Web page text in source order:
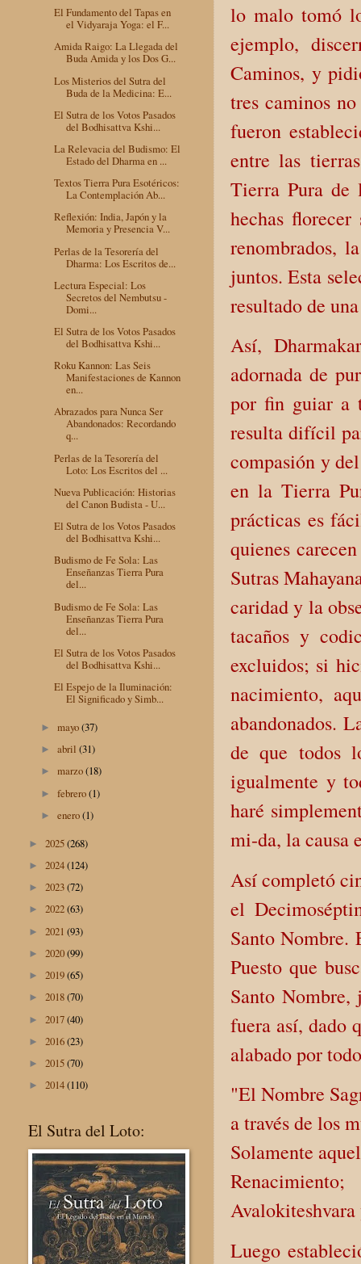
lo malo tomó
ejemplo,
Caminos, y
tres caminos
fueron
entre las
Tierra Pura de
hechas
renombrados,
juntos. Esta
resultado de
Así,
adornada de
por fin guiar a
resulta difícil
compasión y
en la Tierra
prácticas es
quienes
Sutras
caridad y la
tacaños y
excluidos; si
nacimiento,
abandonados.
de que todos
igualmente y
haré
mi-da, la causa
Así completó
el
Santo Nombre.
Puesto que
Santo
fuera así, dado
alabado por
"El Nombre
a través de los
Solamente
Renacimiento;
Luego
El Fundamento del Tapas en
el Vidyaraja Yoga: el F...
Amida Raigo: La Llegada del
Buda Amida y los Dos G...
Los Misterios del Sutra del
Buda de la Medicina: E...
El Sutra de los Votos Pasados
del Bodhisattva Kshi...
La Relevacia del Budismo: El
Estado del Dharma en ...
Textos Tierra Pura Esotéricos:
La Contemplación Ab...
Reflexión: India, Japón y la
Memoria y Presencia V...
Perlas de la Tesorería del
Dharma: Los Escritos de...
Lectura Especial: Los
Secretos del Nembutsu -
Domi...
El Sutra de los Votos Pasados
del Bodhisattva Kshi...
Roku Kannon: Las Seis
Manifestaciones de Kannon
en...
Abrazados para Nunca Ser
Abandonados: Recordando
q...
Perlas de la Tesorería del
Loto: Los Escritos del ...
Nueva Publicación: Historias
del Canon Budista - U...
El Sutra de los Votos Pasados
del Bodhisattva Kshi...
Budismo de Fe Sola: Las
Enseñanzas Tierra Pura
del...
Budismo de Fe Sola: Las
Enseñanzas Tierra Pura
del...
El Sutra de los Votos Pasados
del Bodhisattva Kshi...
El Espejo de la Iluminación:
El Significado y Simb...
►mayo(37)
►abril(31)
►marzo(18)
►febrero(1)
►enero(1)
► 2025(268)
► 2024(124)
► 2023(72)
► 2022(63)
► 2021 (93)
► 2020(99)
► 2019(65)
► 2018(70)
► 2017(40)
► 2016(23)
► 2015(70)
► 2014(110)
El Sutra del Loto: